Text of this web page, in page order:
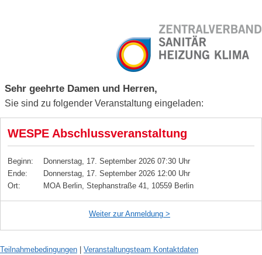
Sehr geehrte Damen und Herren,
Sie sind zu folgender Veranstaltung eingeladen:
WESPE Abschlussveranstaltung
Beginn:
Donnerstag, 17. September 2026 07:30 Uhr
Ende:
Donnerstag, 17. September 2026 12:00 Uhr
Ort:
MOA Berlin, Stephanstraße 41, 10559 Berlin
Weiter zur Anmeldung
Teilnahmebedingungen Veranstaltungsteam Kontaktdaten